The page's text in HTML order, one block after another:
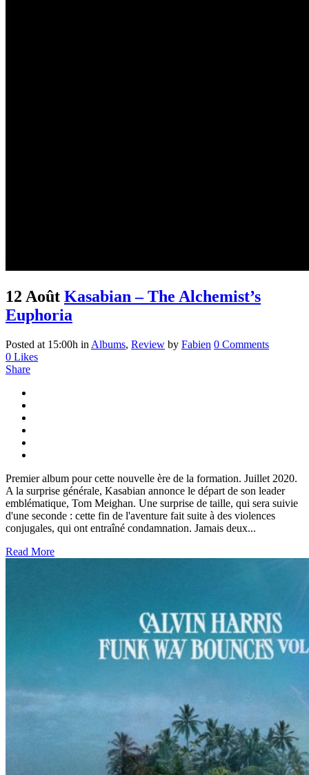
12 Août Kasabian – The Alchemist’s
Euphoria
Posted at 15:00h in Albums, Review by Fabien 0 Comments
0 Likes
Share
Premier album pour cette nouvelle ère de la formation. Juillet 2020.
A la surprise générale, Kasabian annonce le départ de son leader
emblématique, Tom Meighan. Une surprise de taille, qui sera suivie
d'une seconde : cette fin de l'aventure fait suite à des violences
conjugales, qui ont entraîné condamnation. Jamais deux...
Read More